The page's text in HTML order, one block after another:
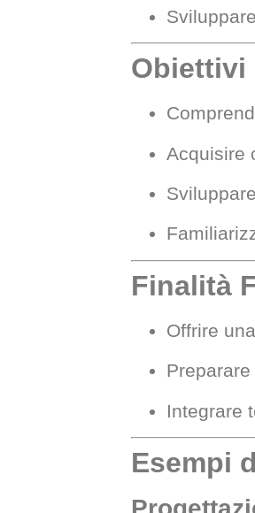
Obiettivi
Acquisire
Finalità
Offrire
Integrare
Esempi